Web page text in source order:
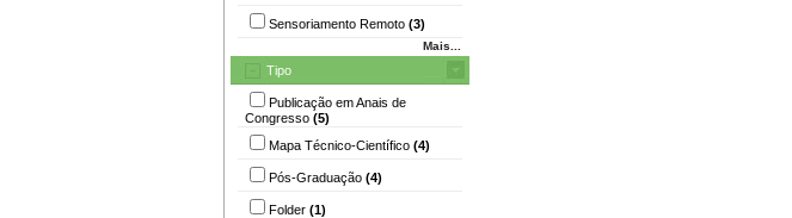
Sensoriamento Remoto (3)
Mais...
Tipo
Publicação em Anais de
Congresso (5)
Mapa Técnico-Científico (4)
Pós-Graduação (4)
Folder (1)